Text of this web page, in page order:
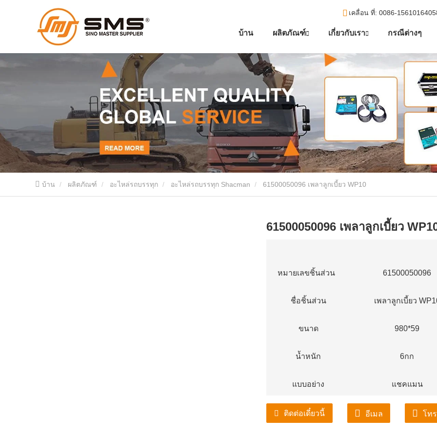
บ้าน ผลิตภัณฑ์ เกี่ยวกับเรา กรณีต่างๆ
เคลื่อน ที่: 0086-
บ้าน ผลิตภัณฑ์ อะไหล่รถบรรทุก อะไหล่รถบรรทุก Shacman 61500050096 เพลาลูกเบี้ยว WP10
61500050096 เพลาลูกเบี้ยว
หมายเลขชิ้นส่วน 61500050096
ชื่อชิ้นส่วน เพลาลูกเบี้ยว
ขนาด 980*59
น้ำหนัก 6กก
แบบอย่าง แชคแมน
ติดต่อเดี๋ยวนี้ อีเมล โท